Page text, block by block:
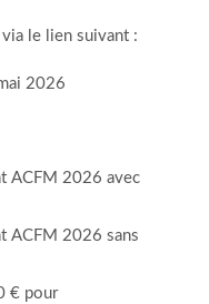
le lien suivant :
2026
ACFM 2026 avec
ACFM 2026 sans
€ pour